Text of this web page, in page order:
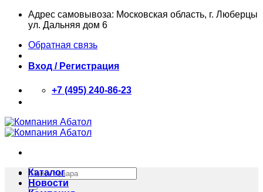
Skip
Адрес самовывоза: Московская область, г. Люберцы
ул. Дальняя дом 6
Обратная связь
Вход / Регистрация
+7 (495) 240-86-23
Искать:
Каталог
Новости